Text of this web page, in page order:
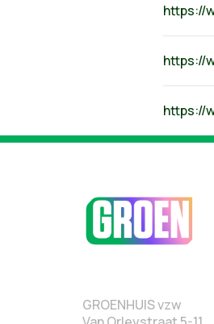
https://
https://
https://
GROENHUIS vzw